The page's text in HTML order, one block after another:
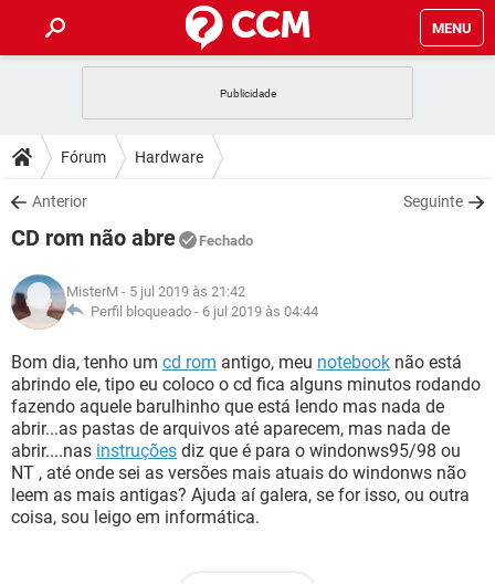
MENU
CELULAR
OUTLOOK
INSTAGRAM
GUIA DE COMPRAS
DICAS
JOGOS
INSTAGRAM
GUIA DE COMPRAS
DOWNLOADS
JOGOS
CELULAR
OUTLOOK EXCEL
INSTAGRAM
GUIA DE COMPRAS
JOGOS
CELULAR
OUTLOOK EXCEL
INSTAGRAM GMAIL
GUIA DE COMPRAS
GLOSSÁRIO
JOGOS
CELULAR FACEBOOK
OUTLOOK EXCEL
INSTAGRAM GMAIL
GUIA DE COMPRAS
Fórum Hardware
Anterior Seguinte
CD rom não abre Fechado
MisterM - 5 jul 2019 às 21:42
Perfil bloqueado - 6 jul 2019 às 04:44
Bom dia, tenho um cd rom antigo, meu notebook não está
abrindo ele, tipo eu coloco o cd fica alguns minutos rodando
fazendo aquele barulhinho que está lendo mas nada de
abrir...as pastas de arquivos até aparecem, mas nada de
abrir....nas instruções diz que é para o windonws95/98 ou
NT , até onde sei as versões mais atuais do windonws não
leem as mais antigas? Ajuda aí galera, se for isso, ou outra
coisa, sou leigo em informática.